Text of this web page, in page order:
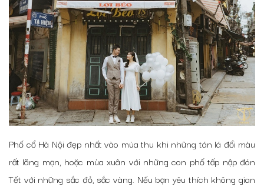
Phố cổ Hà Nội đẹp nhất vào mùa thu khi những tán lá đổi màu
rất lãng mạn, hoặc mùa xuân với những con phố tấp nập đón
Tết với những sắc đỏ, sắc vàng. Nếu bạn yêu thích không gian